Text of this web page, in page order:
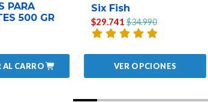
PARA
500 GR
AL CARRO
Six Fish
$29.741 $34.990
VER OPCIONES